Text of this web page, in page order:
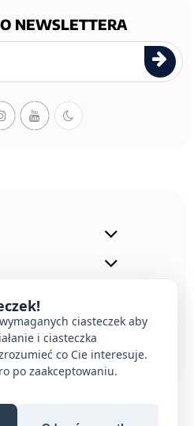
NEWSLETTERA
ciasteczek aby
i ciasteczka
co Cie interesuje.
po zaakceptowaniu.